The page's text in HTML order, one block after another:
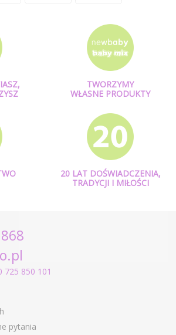
TWORZYMY
WŁASNE PRODUKTY
20 LAT DOŚWIADCZENIA,
TRADYCJI I MIŁOŚCI
725 850 101
pytania